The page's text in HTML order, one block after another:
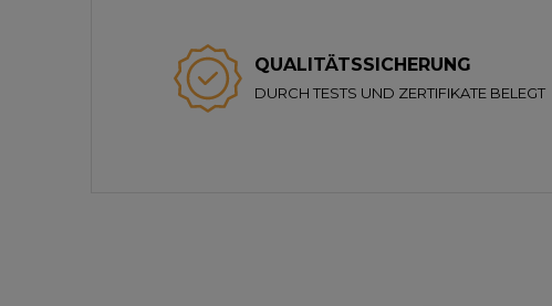
QUALITÄTSSICHERUNG
DURCH TESTS UND ZERTIFIKATE BELEGT